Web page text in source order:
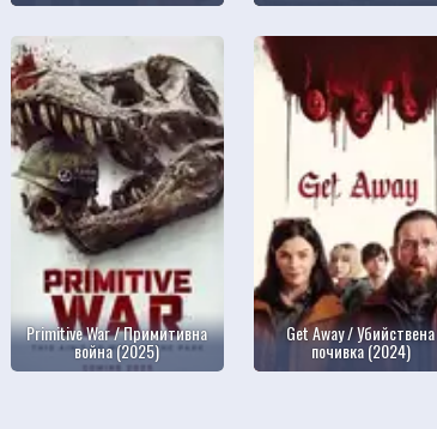
Primitive War / Примитивна
война (2025)
Get Away / Убийствена
почивка (2024)